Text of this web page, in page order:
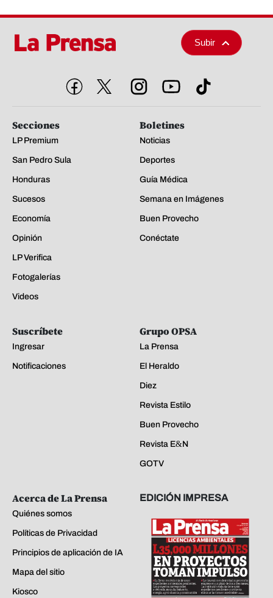
Subir
Secciones
LP Premium
San Pedro Sula
Honduras
Sucesos
Economía
Opinión
LP Verifica
Fotogalerías
Videos
Boletines
Noticias
Deportes
Guía Médica
Semana en Imágenes
Buen Provecho
Conéctate
Suscríbete
Ingresar
Notificaciones
Grupo OPSA
La Prensa
El Heraldo
Diez
Revista Estilo
Buen Provecho
Revista E&N
GOTV
Acerca de La Prensa
Quiénes somos
Políticas de Privacidad
Principios de aplicación de IA
Mapa del sitio
Kiosco
EDICIÓN IMPRESA